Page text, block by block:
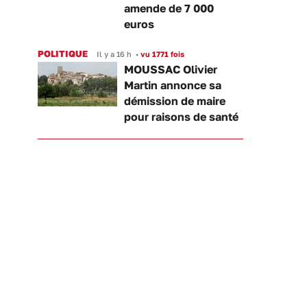
amende de 7 000
euros
POLITIQUE Il y a 16 h • vu 1771 fois
MOUSSAC Olivier
Martin annonce sa
démission de maire
pour raisons de santé